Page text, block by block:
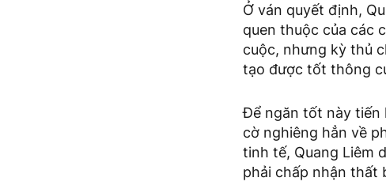
Ở ván quyết định,
quen thuộc của các
cuộc, nhưng kỳ thủ
tạo được tốt thông
Để ngăn tốt này tiến
cờ nghiêng hẳn về
tinh tế, Quang Liêm
phải chấp nhận thất